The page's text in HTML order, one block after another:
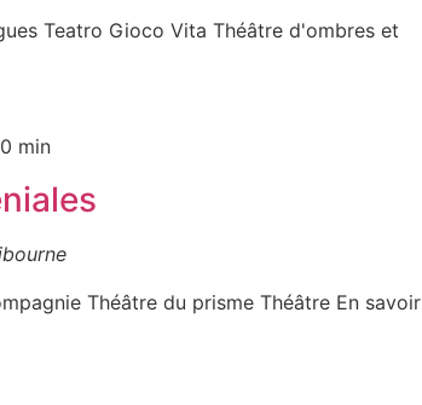
Teatro Gioco Vita Théâtre d'ombres et
min
Théâtre du prisme Théâtre En savoir